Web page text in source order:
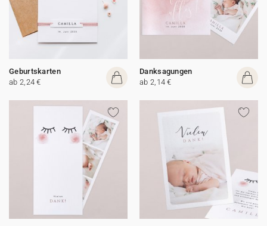
Geburtskarten
ab 2,24 €
Danksagungen
ab 2,14 €